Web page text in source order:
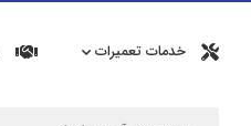
خدمات تعمیرات